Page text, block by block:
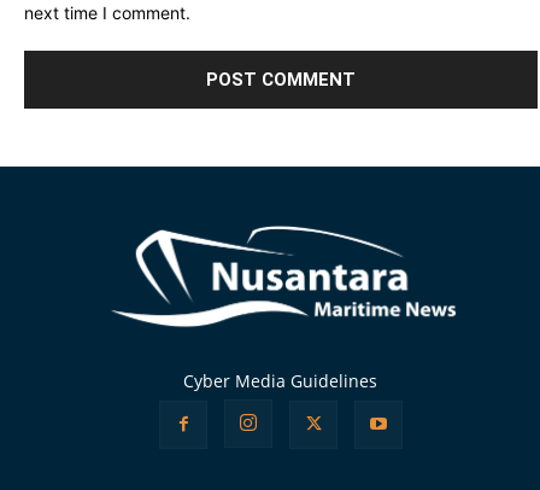
next time I comment.
Cyber Media Guidelines